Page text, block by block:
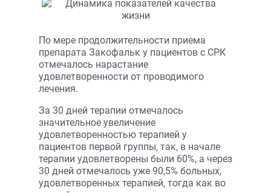
По мере продолжительности приема
препарата Закофальк у пациентов с СРК
отмечалось нарастание
удовлетворенности от проводимого
лечения.
За 30 дней терапии отмечалось
значительное увеличение
удовлетворенностью терапией у
пациентов первой группы, так, в начале
терапии удовлетворены были 60%, а через
30 дней отмечалось уже 90,5% больных,
удовлетворенных терапией, тогда как во